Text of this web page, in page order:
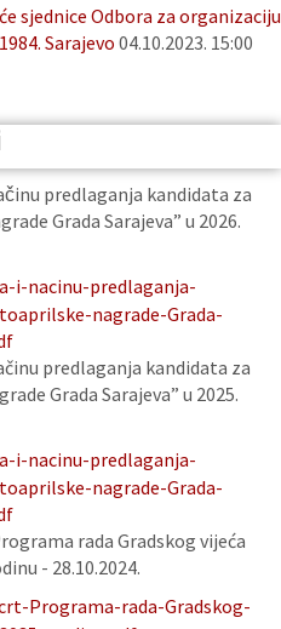
sjednice Odbora za organizaciju
Sarajevo 04.10.2023. 15:00
predlaganja kandidata za
Grada Sarajeva” u 2026.
i-nacinu-predlaganja-
nagrade-Grada-
predlaganja kandidata za
Grada Sarajeva” u 2025.
i-nacinu-predlaganja-
nagrade-Grada-
rada Gradskog vijeća
- 28.10.2024.
Programa-rada-Gradskog-